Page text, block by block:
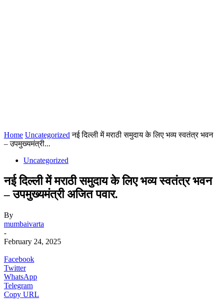
Home Uncategorized नई दिल्ली में मराठी समुदाय के लिए भव्य स्वतंत्र भवन
– उपमुख्यमंत्री...
Uncategorized
नई दिल्ली में मराठी समुदाय के लिए भव्य स्वतंत्र भवन
– उपमुख्यमंत्री अजित पवार.
By
mumbaivarta
-
February 24, 2025
Facebook
Twitter
WhatsApp
Telegram
Copy URL